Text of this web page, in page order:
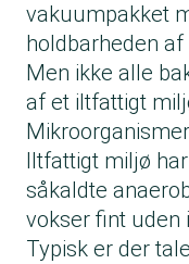
vakuumpakket
holdbarheden
Men ikke alle
af et iltfattigt
Iltfattigt miljø
såkaldte
vokser fint uden
Typisk er der